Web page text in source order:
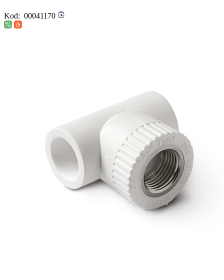
Kod: 00041170